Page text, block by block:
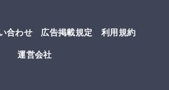
合わせ 広告掲載規定
利用規約
運営会社